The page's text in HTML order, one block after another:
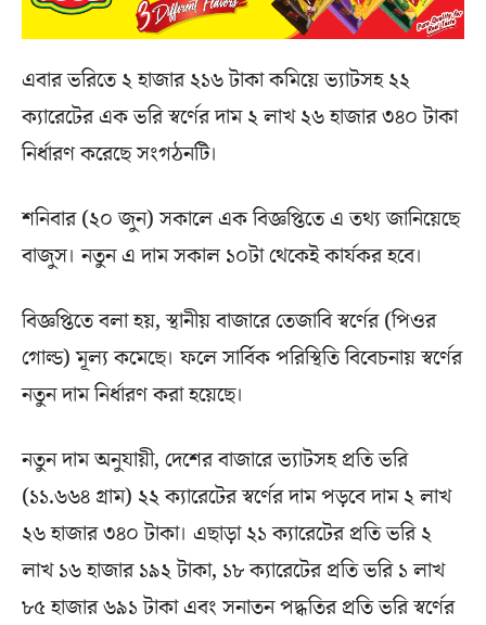
এবার ভরিতে ২ হাজার ২১৬ টাকা কমিয়ে ভ্যাটসহ ২২
ক্যারেটের এক ভরি স্বর্ণের দাম ২ লাখ ২৬ হাজার ৩৪০ টাকা
নির্ধারণ করেছে সংগঠনটি।
শনিবার (২০ জুন) সকালে এক বিজ্ঞপ্তিতে এ তথ্য জানিয়েছে
বাজুস। নতুন এ দাম সকাল ১০টা থেকেই কার্যকর হবে।
বিজ্ঞপ্তিতে বলা হয়, স্থানীয় বাজারে তেজাবি স্বর্ণের (পিওর
গোল্ড) মূল্য কমেছে। ফলে সার্বিক পরিস্থিতি বিবেচনায় স্বর্ণের
নতুন দাম নির্ধারণ করা হয়েছে।
নতুন দাম অনুযায়ী, দেশের বাজারে ভ্যাটসহ প্রতি ভরি
(১১.৬৬৪ গ্রাম) ২২ ক্যারেটের স্বর্ণের দাম পড়বে দাম ২ লাখ
২৬ হাজার ৩৪০ টাকা। এছাড়া ২১ ক্যারেটের প্রতি ভরি ২
লাখ ১৬ হাজার ১৯২ টাকা, ১৮ ক্যারেটের প্রতি ভরি ১ লাখ
৮৫ হাজার ৬৯১ টাকা এবং সনাতন পদ্ধতির প্রতি ভরি স্বর্ণের